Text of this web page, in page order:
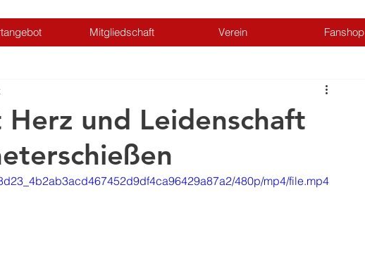
Mitgliedschaft Verein Fanshop
und Leidenschaft
480p/mp4/file.mp4